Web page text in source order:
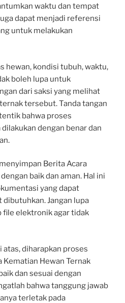
waktu dan tempat
dapat menjadi referensi
untuk melakukan
hewan, kondisi tubuh, waktu,
boleh lupa untuk
dari saksi yang melihat
tersebut. Tanda tangan
bahwa proses
dengan benar dan
Berita Acara
baik dan aman. Hal ini
yang dapat
Jangan lupa
file elektronik agar tidak
diharapkan proses
Kematian Hewan Ternak
dan sesuai dengan
bahwa tanggung jawab
terletak pada